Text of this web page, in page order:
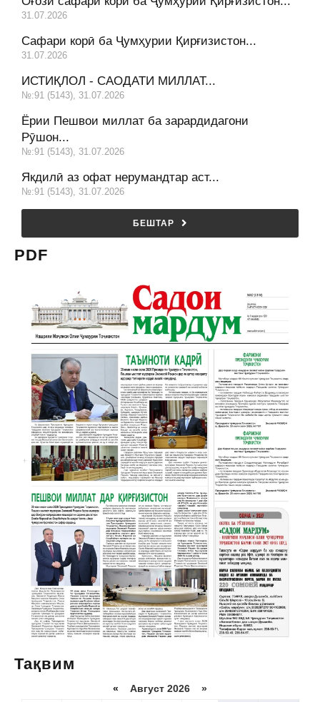
31.07.2026
Сафари корӣ ба Ҷумҳурии Қирғизистон...
31.07.2026
ИСТИҚЛОЛ - САОДАТИ МИЛЛАТ...
№:91 (5143), 31.07.2026
Ёрии Пешвои миллат ба зарардидагони
Рӯшон...
№:91 (5143), 31.07.2026
Якдилӣ аз офат нерумандтар аст...
№:91 (5143), 31.07.2026
БЕШТАР
PDF
Тақвим
« Август 2026 »